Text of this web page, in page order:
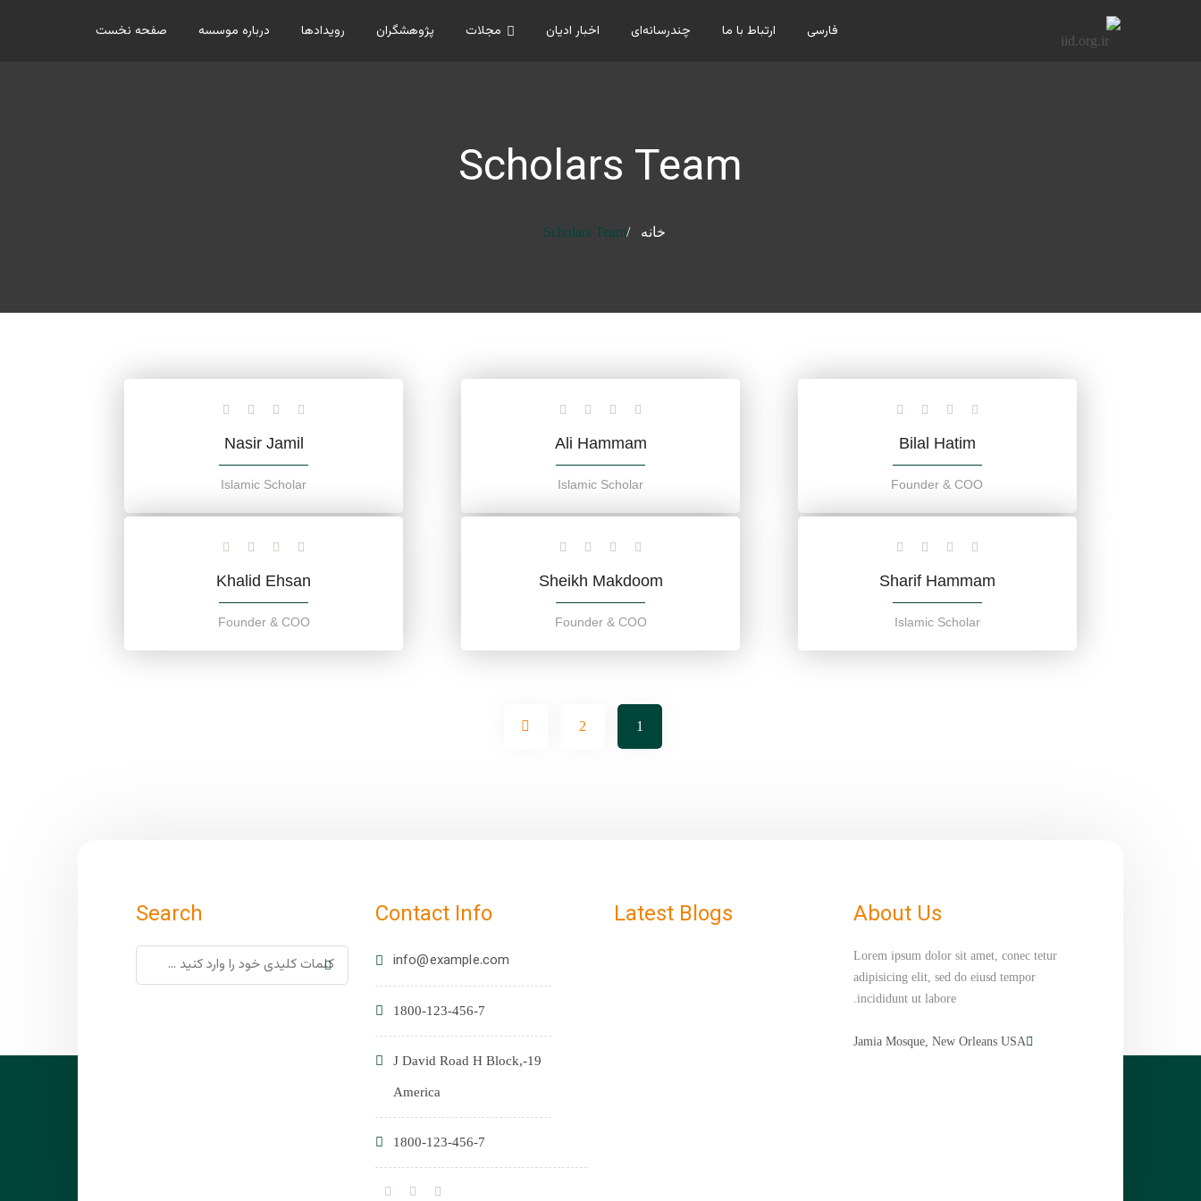
صفحه نخست درباره موسسه رویدادها پژوهشگران مجلات اخبار ادیان چندرسانه‌ای ارتباط با ما فارسی
Scholars Team
خانه Scholars Team
Bilal Hatim
Founder & COO
Ali Hammam
Islamic Scholar
Nasir Jamil
Islamic Scholar
Sharif Hammam
Islamic Scholar
Sheikh Makdoom
Founder & COO
Khalid Ehsan
Founder & COO
1
2
About Us
Lorem ipsum dolor sit amet, conec tetur
adipisicing elit, sed do eiusd tempor
incididunt ut labore.
Jamia Mosque, New Orleans USA
Latest Blogs
Contact Info
info@example.com
1800-123-456-7
19-J David Road H Block,
America
1800-123-456-7
Search